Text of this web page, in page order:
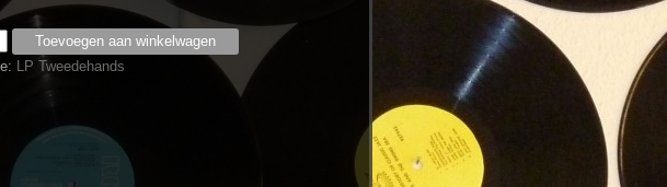
Toevoegen aan winkelwagen
LP Tweedehands